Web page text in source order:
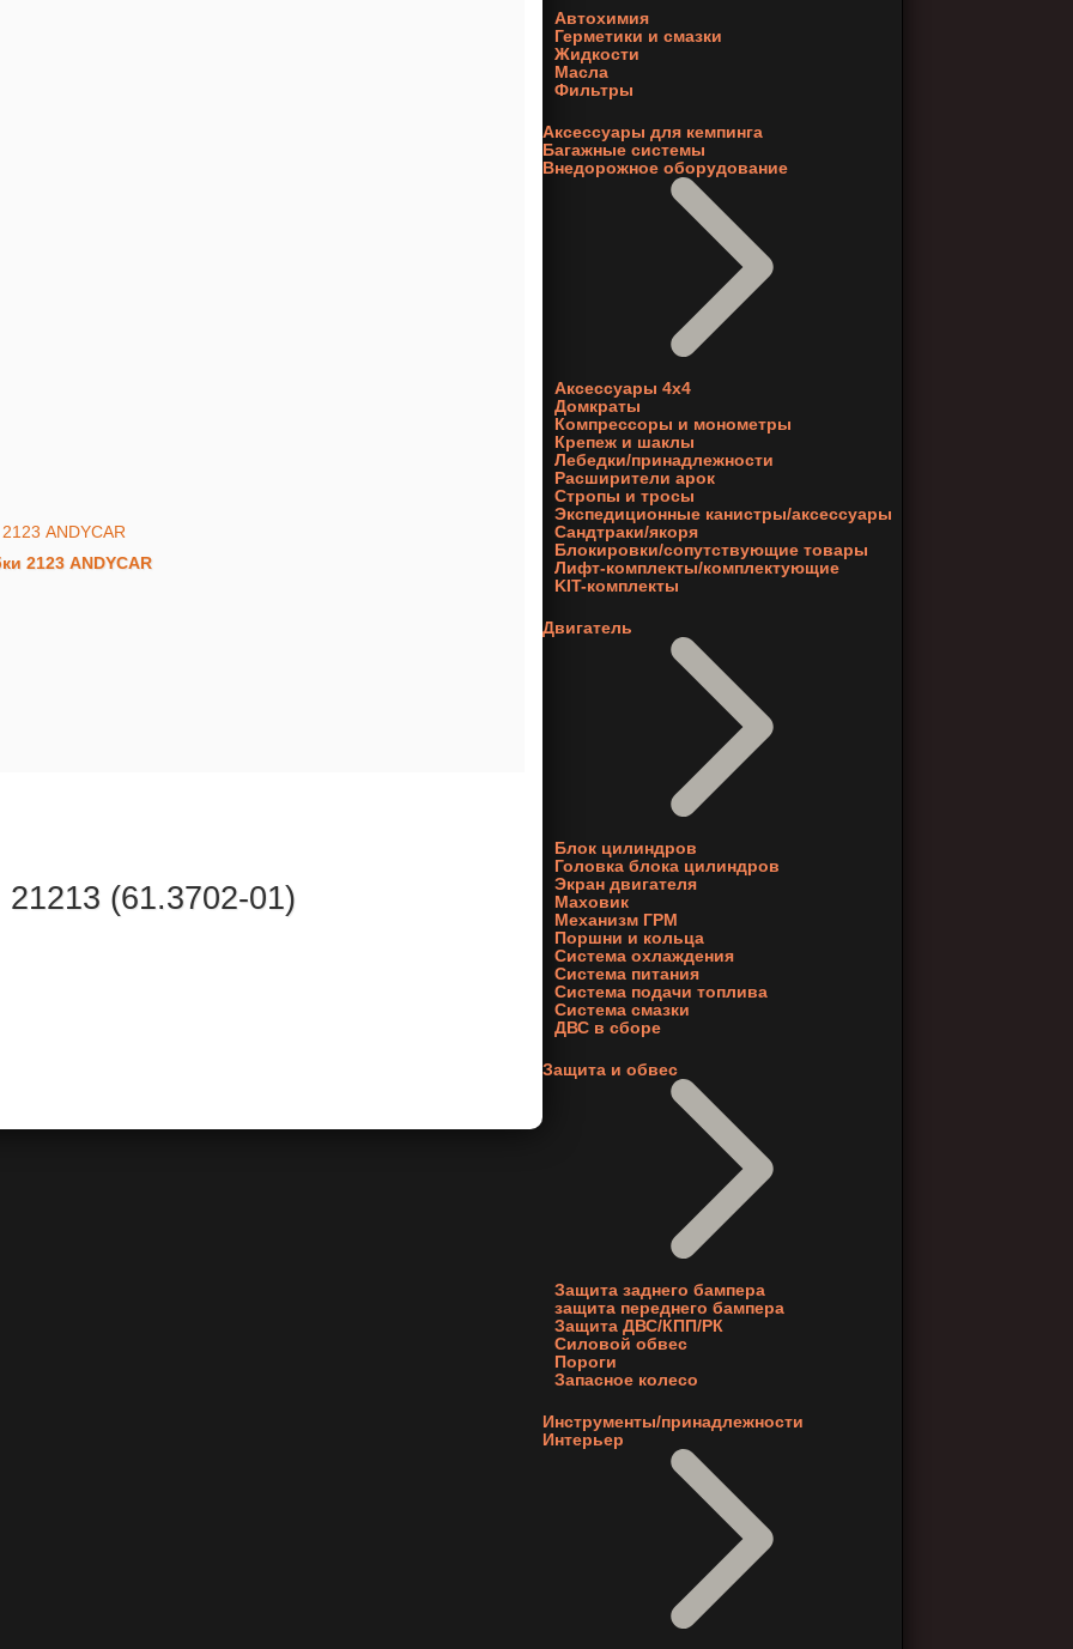
2123 ANDYCAR
(61.3702-01)
Автохимия
Герметики и смазки
Жидкости
Масла
Фильтры
Аксессуары для кемпинга
Багажные системы
Внедорожное оборудование
Аксессуары 4х4
Домкраты
Компрессоры и монометры
Крепеж и шаклы
Лебедки/принадлежности
Расширители арок
Стропы и тросы
Экспедиционные канистры/аксессуары
Сандтраки/якоря
Блокировки/сопутствующие товары
Лифт-комплекты/комплектующие
KIT-комплекты
Двигатель
Блок цилиндров
Головка блока цилиндров
Экран двигателя
Маховик
Механизм ГРМ
Поршни и кольца
Система охлаждения
Система питания
Система подачи топлива
Система смазки
ДВС в сборе
Защита и обвес
Защита заднего бампера
защита переднего бампера
Защита ДВС/КПП/РК
Силовой обвес
Пороги
Запасное колесо
Инструменты/принадлежности
Интерьер